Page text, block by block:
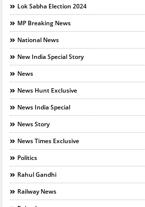
Lok Sabha Election 2024
MP Breaking News
National News
New India Special Story
News
News Hunt Exclusive
News India Special
News Story
News Times Exclusive
Politics
Rahul Gandhi
Railway News